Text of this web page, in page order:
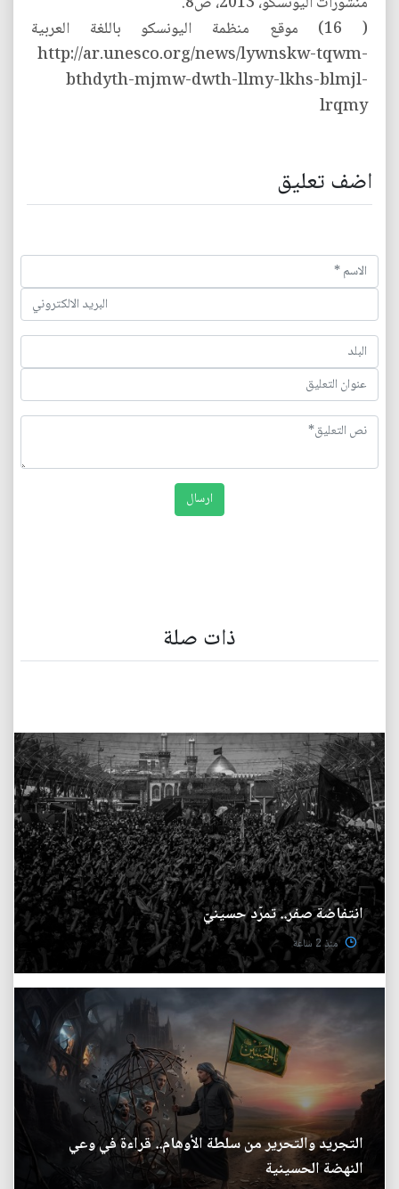
( 16) موقع منظمة اليونسكو باللغة العربية
http://ar.unesco.org/news/lywnskw-tqwm-
bthdyth-mjmw-dwth-llmy-lkhs-blmjl-
lrqmy
اضف تعليق
ذات صلة
انتفاضة صفر.. تمرّد حسينيّ
منذ 2 ساعة
التجريد والتحرير من سلطة الأوهام.. قراءة في وعي
النهضة الحسينية